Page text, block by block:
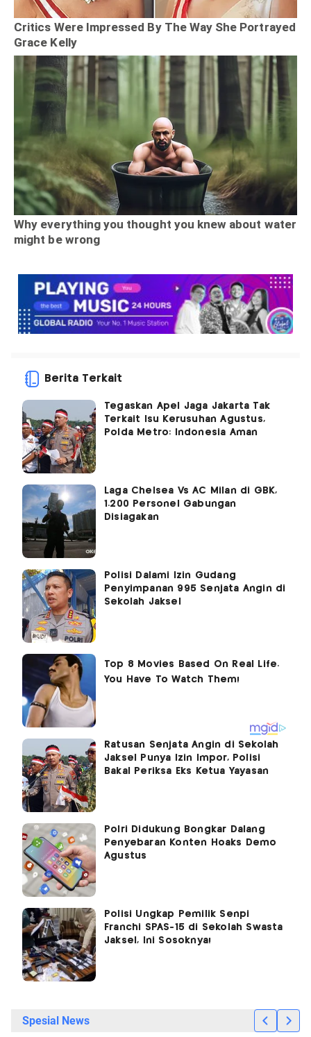
Berita Terkait
Tegaskan Apel Jaga Jakarta Tak
Terkait Isu Kerusuhan Agustus,
Polda Metro: Indonesia Aman
Laga Chelsea Vs AC Milan di GBK,
1.200 Personel Gabungan
Disiagakan
Polisi Dalami Izin Gudang
Penyimpanan 995 Senjata Angin di
Sekolah Jaksel
Ratusan Senjata Angin di Sekolah
Jaksel Punya Izin Impor, Polisi
Bakal Periksa Eks Ketua Yayasan
Polri Didukung Bongkar Dalang
Penyebaran Konten Hoaks Demo
Agustus
Polisi Ungkap Pemilik Senpi
Franchi SPAS-15 di Sekolah Swasta
Jaksel, Ini Sosoknya!